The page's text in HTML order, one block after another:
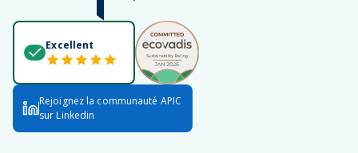
Excellent
Rejoignez la communauté APIC
sur Linkedin